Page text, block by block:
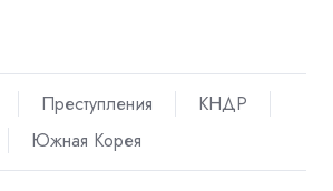
Преступления
КНДР
Южная Корея